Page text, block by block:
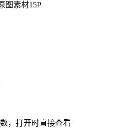
图素材15P
，打开时直接查看